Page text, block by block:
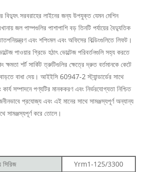
বিদ্যুৎ সরবরাহের লাইনের জন্য উপযুক্ত যেমন মেশিন
জল পাম্পগুলির পাশাপাশি বড় তিনটি পর্যায়ের বৈদ্যুতিক
এবং শপিংমল এবং অফিসের বিল্ডিংগুলিতে লিফট।
পাওয়ার গ্রিডে হঠাৎ ভোল্টেজ পরিবর্তনগুলি সহ্য করতে
শর্ট সার্কিট ত্রুটিগুলির ক্ষেত্রে দ্রুত বর্তমানকে কেটে
বাধা দেয়। আইইসি 60947-2 স্ট্যান্ডার্ডের সাথে
সম্পাদনে পণ্যটির মানককরণ এবং নির্ভরযোগ্যতা নিশ্চিত
প্রযোজ্য এবং এই মানের সাথে সামঞ্জস্যপূর্ণ অন্যান্য
সামঞ্জস্যপূর্ণ করে তোলে।
সিরিজ Yrm1-125/3300